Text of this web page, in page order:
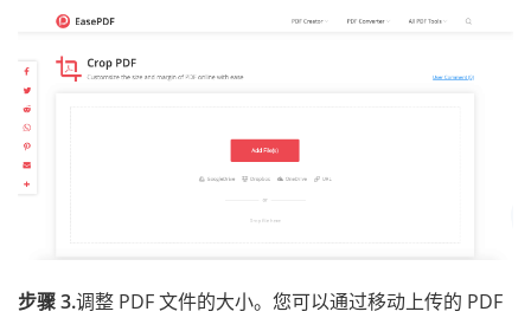
步骤 3.调整 PDF 文件的大小。您可以通过移动上传的 PDF